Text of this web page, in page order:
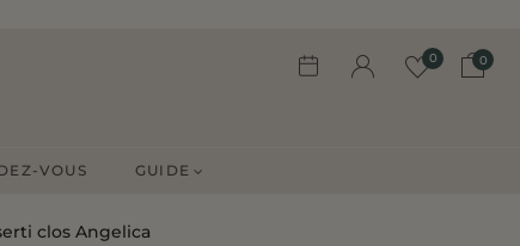
0 0
VOUS GUIDE
clos Angelica